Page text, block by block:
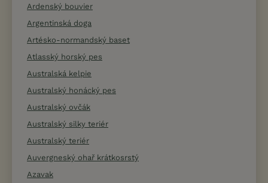
Ardenský bouvier
Argentinská doga
Artésko-normandský baset
Atlasský horský pes
Australská kelpie
Australský honácký pes
Australský ovčák
Australský silky teriér
Australský teriér
Auvergneský ohař krátkosrstý
Azavak